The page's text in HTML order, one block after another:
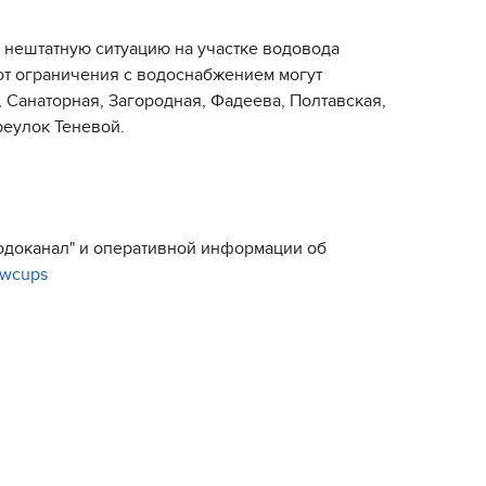
ситуацию на участке водовода
ограничения с водоснабжением могут
Загородная, Фадеева, Полтавская,
Теневой.
и оперативной информации об